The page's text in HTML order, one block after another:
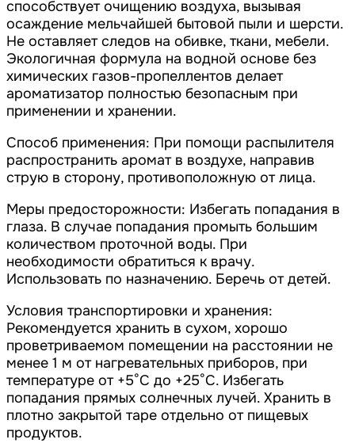
способствует очищению воздуха, вызывая
осаждение мельчайшей бытовой пыли и шерсти.
Не оставляет следов на обивке, ткани, мебели.
Экологичная формула на водной основе без
химических газов-пропеллентов делает
ароматизатор полностью безопасным при
применении и хранении.
Способ применения: При помощи распылителя
распространить аромат в воздухе, направив
струю в сторону, противоположную от лица.
Меры предосторожности: Избегать попадания в
глаза. В случае попадания промыть большим
количеством проточной воды. При
необходимости обратиться к врачу.
Использовать по назначению. Беречь от детей.
Условия транспортировки и хранения:
Рекомендуется хранить в сухом, хорошо
проветриваемом помещении на расстоянии не
менее 1 м от нагревательных приборов, при
температуре от +5°С до +25°С. Избегать
попадания прямых солнечных лучей. Хранить в
плотно закрытой таре отдельно от пищевых
продуктов.